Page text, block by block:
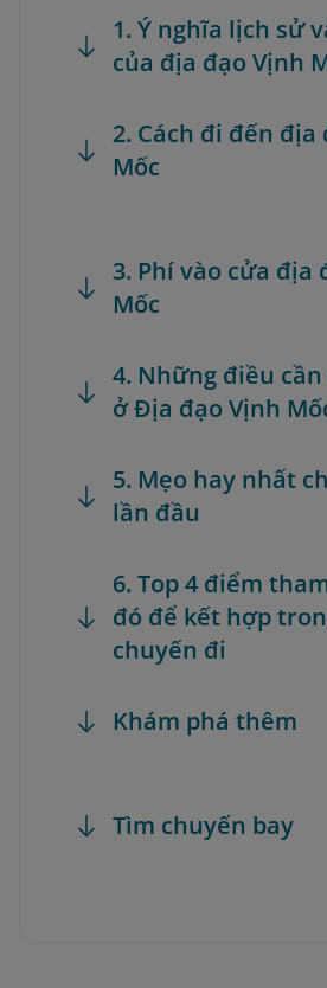
1. Ý nghĩa lịch sử
của địa đạo Vịnh
2. Cách đi đến địa
Mốc
3. Phí vào cửa địa
Mốc
4. Những điều
ở Địa đạo Vịnh
5. Mẹo hay nhất
lần đầu
6. Top 4 điểm
đó để kết hợp
chuyến đi
Khám phá thêm
Tìm chuyến bay